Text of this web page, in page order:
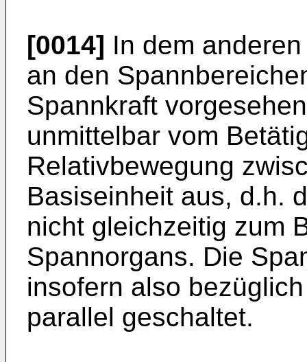
[0014] In dem
an den
Spannkraft
unmittelbar vom
Relativbewegung
Basiseinheit aus, d.h.
nicht gleichzeitig zum
Spannorgans. Die
insofern also
parallel geschaltet.